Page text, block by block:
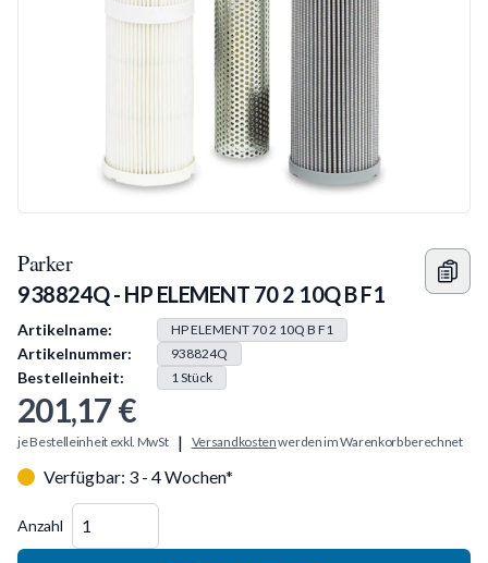
Parker
938824Q - HP ELEMENT 70 2 10Q B F1
Produkt Information
Artikelname: HP ELEMENT 70 2 10Q B F1
Artikelnummer: 938824Q
Bestelleinheit: 1Stück
201,17 €
je Bestelleinheit exkl. MwSt | Versandkostenwerden im Warenkorb berechnet
Verfügbar: 3 - 4 Wochen*
Anzahl